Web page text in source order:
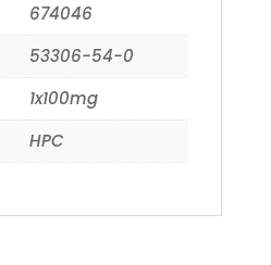
674046
53306-54-0
1x100mg
HPC